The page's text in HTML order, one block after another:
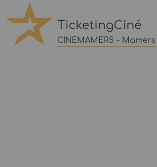
TicketingCiné
CINEMAMERS - Mamers